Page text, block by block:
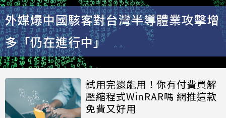
外媒爆中國駭客對台灣半導體業攻擊增
多「仍在進行中」
試用完還能用！你有付費買解
壓縮程式WinRAR嗎 網推這款
免費又好用